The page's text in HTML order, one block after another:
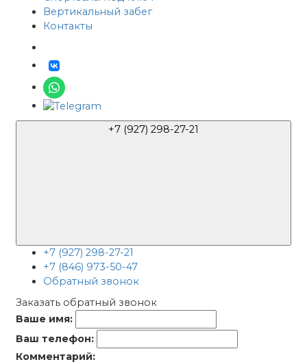
Вертикальный забег
Контакты
+7 (927) 298-27-21
+7 (846) 973-50-47
Обратный звонок
Заказать обратный звонок
Ваше имя:
Ваш телефон:
Комментарий: